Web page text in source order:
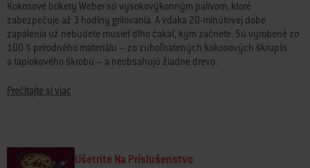
hodnotenia.
Read
12
Reviews.
Odkaz
na
istú
stránku.
Kokosové brikety Weber sú vysokovýkonným palivom, ktoré
zabezpečuje až 3 hodiny grilovania. A vďaka 20-minútovej dobe
zapálenia už nebudete musieť dlho čakať, kým začnete. Sú vyrobené zo
100 % prírodného materiálu – zo zuhoľnatených kokosových škrupín
a tapiokového škrobu – a neobsahujú žiadne drevo.
• Vyrobené zo 100 % prírodných materiálov
• 4-kilové vrece
Prečítajte si viac
Ušetrite Na Príslušenstvo